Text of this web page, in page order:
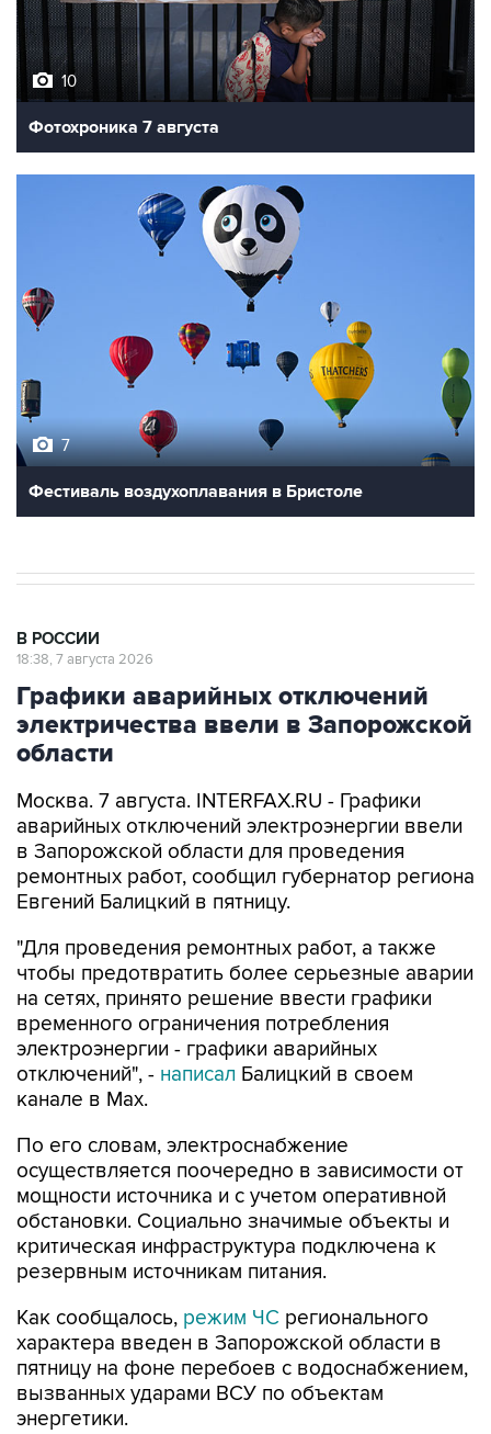
10
Фотохроника 7 августа
7
Фестиваль воздухоплавания в Бристоле
В РОССИИ
18:38, 7 августа 2026
Графики аварийных отключений
электричества ввели в Запорожской
области
Москва. 7 августа. INTERFAX.RU - Графики
аварийных отключений электроэнергии ввели
в Запорожской области для проведения
ремонтных работ, сообщил губернатор региона
Евгений Балицкий в пятницу.
"Для проведения ремонтных работ, а также
чтобы предотвратить более серьезные аварии
на сетях, принято решение ввести графики
временного ограничения потребления
электроэнергии - графики аварийных
отключений", - написал Балицкий в своем
канале в Max.
По его словам, электроснабжение
осуществляется поочередно в зависимости от
мощности источника и с учетом оперативной
обстановки. Социально значимые объекты и
критическая инфраструктура подключена к
резервным источникам питания.
Как сообщалось, режим ЧС регионального
характера введен в Запорожской области в
пятницу на фоне перебоев с водоснабжением,
вызванных ударами ВСУ по объектам
энергетики.